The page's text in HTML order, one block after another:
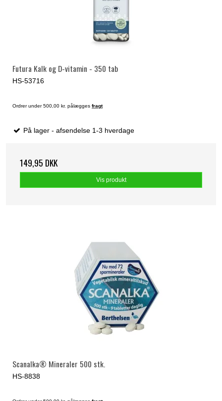
Futura Kalk og D-vitamin - 350 tab
HS-53716
Ordrer under 500,00 kr. pålægges fragt
På lager - afsendelse 1-3 hverdage
149,95 DKK
Vis produkt
Scanalka® Mineraler 500 stk.
HS-8838